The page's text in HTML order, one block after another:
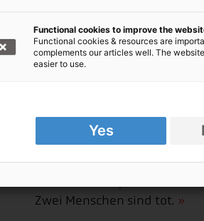
Ukraine unter Beschuss
Ukrainische Helfende sind
Hilfseinsatz von IBC, lokaler
action medeor, unter
Zwei Menschen sind tot.
Functional cookies to improve the
Functional cookies & resources are
complements our articles well. The
easier to use.
Yes